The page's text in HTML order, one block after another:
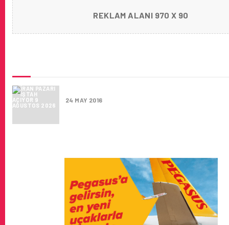
REKLAM ALANI 970 X 90
24 MAY 2016